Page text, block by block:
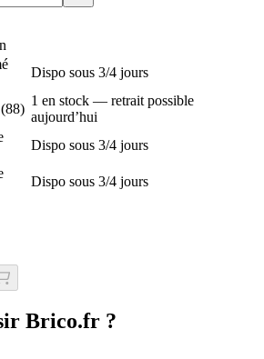
Dispo sous 3/4 jours
(88)
1 en stock — retrait possible
aujourd’hui
Dispo sous 3/4 jours
Dispo sous 3/4 jours
Brico.fr ?